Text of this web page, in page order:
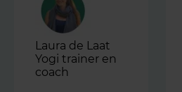
Laura de Laat
Yogi trainer en
coach